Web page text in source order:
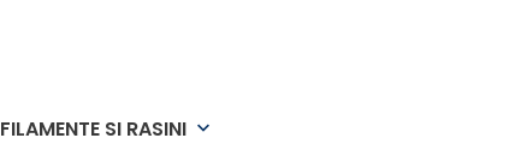
FILAMENTE SI RASINI keyboard_arrow_down